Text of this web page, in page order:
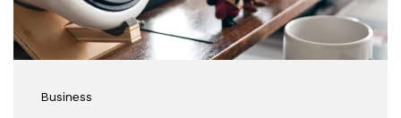
Business